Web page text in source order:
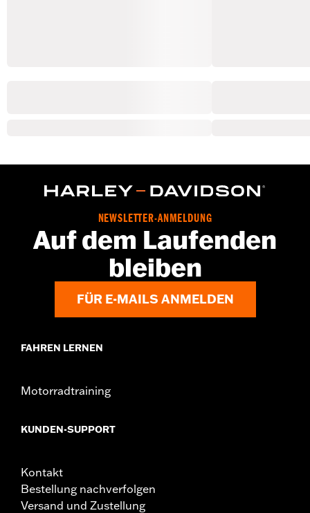
NEWSLETTER-ANMELDUNG
Auf dem Laufenden
bleiben
FÜR E-MAILS ANMELDEN
FAHREN LERNEN
Motorradtraining
KUNDEN-SUPPORT
Kontakt
Bestellung nachverfolgen
Versand und Zustellung